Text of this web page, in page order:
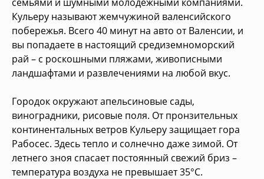
Кульеру называют жемчужиной валенсийского
побережья. Всего 40 минут на авто от Валенсии, и
вы попадаете в настоящий средиземноморский
рай – с роскошными пляжами, живописными
ландшафтами и развлечениями на любой вкус.
Городок окружают апельсиновые сады,
виноградники, рисовые поля. От пронзительных
континентальных ветров Кульеру защищает гора
Рабосес. Здесь тепло и солнечно даже зимой. От
летнего зноя спасает постоянный свежий бриз –
температура воздуха не превышает 35°C.